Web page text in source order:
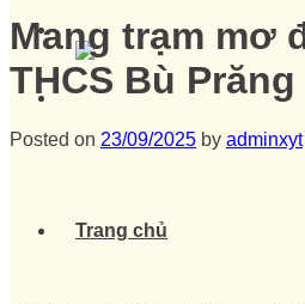
Trang chủ
Mang trạm mơ
THCS Bù Prăng
Posted on 23/09/2025 by adminxyt